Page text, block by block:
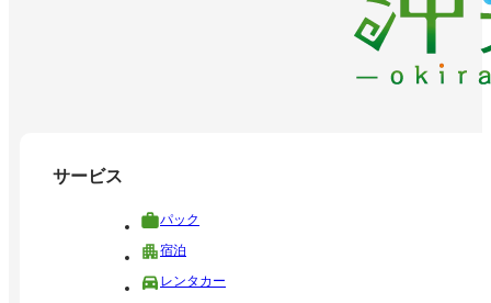
サービス
パック
宿泊
レンタカー